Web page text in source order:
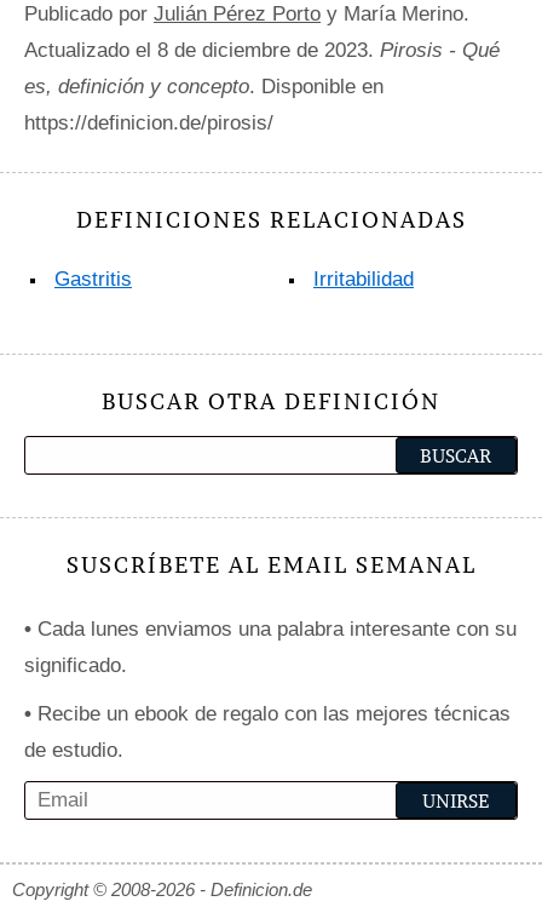
Publicado por Julián Pérez Porto y María Merino.
Actualizado el 8 de diciembre de 2023. Pirosis - Qué
es, definición y concepto. Disponible en
https://definicion.de/pirosis/
DEFINICIONES RELACIONADAS
Gastritis Irritabilidad
BUSCAR OTRA DEFINICIÓN
SUSCRÍBETE AL EMAIL SEMANAL
• Cada lunes enviamos una palabra interesante con su
significado.
• Recibe un ebook de regalo con las mejores técnicas
de estudio.
Copyright © 2008-2026 - Definicion.de